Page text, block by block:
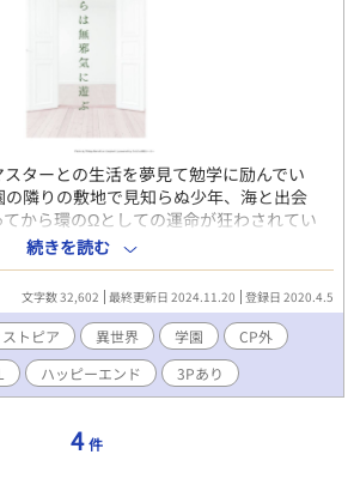
ターとの生活を夢見て勉学に励んでい
隣りの敷地で見知らぬ少年、海と出会
から環のΩとしての運命が狂わされてい
風のオメガバース。αの為に育てられた人
取りした本攻めが元攻めにおもちゃにさ
す話
続きを読む
文字数 32,602 最終更新日 2024.11.20 登録日 2020.4.5
ストピア 異世界 学園
CP外
ハッピーエンド 3Pあり
4 件